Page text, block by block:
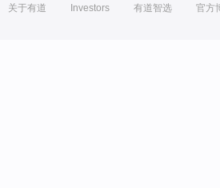
关于有道 Investors 有道智选 官方